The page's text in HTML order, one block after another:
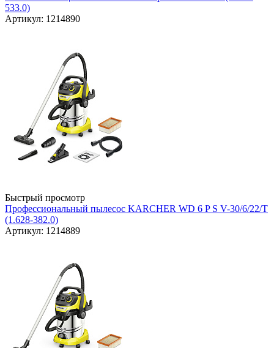
533.0)
Артикул: 1214890
Быстрый просмотр
Профессиональный пылесос KARCHER WD 6 P S V-30/6/22/T
(1.628-382.0)
Артикул: 1214889